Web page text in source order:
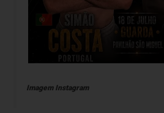
Imagem Instagram